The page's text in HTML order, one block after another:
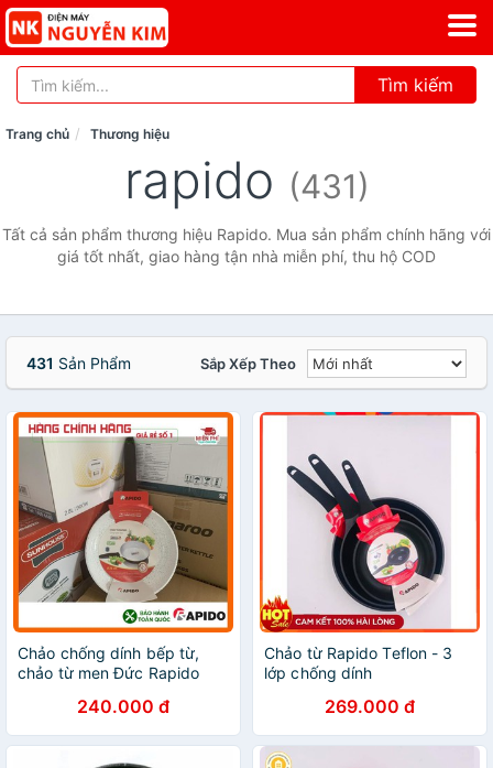
Tìm kiếm
Trang chủ Thương hiệu
rapido (431)
Tất cả sản phẩm thương hiệu Rapido. Mua sản phẩm chính hãng với
giá tốt nhất, giao hàng tận nhà miễn phí, thu hộ COD
431 Sản Phẩm Sắp Xếp Theo
Chảo chống dính bếp từ,
chảo từ men Đức Rapido
phẳng,thân và đáy chảo
bằng nhôm đúc nguyên khối
240.000 đ
Chảo từ Rapido Teflon - 3
lớp chống dính
269.000 đ